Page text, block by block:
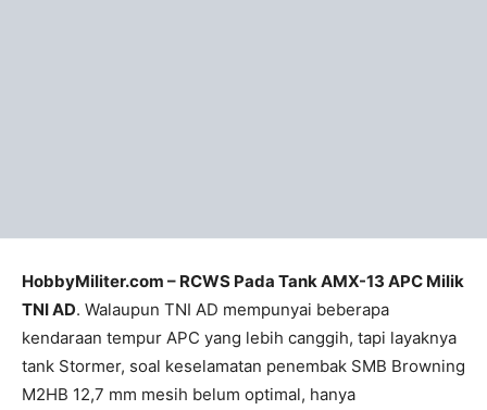
HobbyMiliter.com – RCWS Pada Tank AMX-13 APC Milik
TNI AD. Walaupun TNI AD mempunyai beberapa
kendaraan tempur APC yang lebih canggih, tapi layaknya
tank Stormer, soal keselamatan penembak SMB Browning
M2HB 12,7 mm mesih belum optimal, hanya